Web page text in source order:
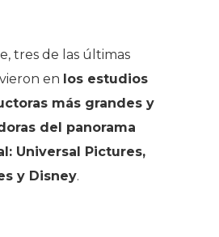
tres de las últimas
en los estudios
más grandes y
del panorama
Universal Pictures,
y Disney.